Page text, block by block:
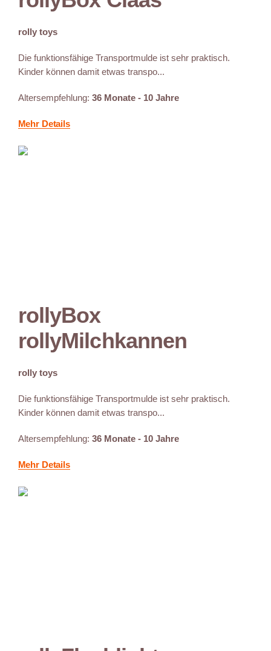
rolly toys
Die funktionsfähige Transportmulde ist sehr praktisch.
Kinder können damit etwas transpo...
Altersempfehlung: 36 Monate - 10 Jahre
Mehr Details
rollyBox
rollyMilchkannen
rolly toys
Die funktionsfähige Transportmulde ist sehr praktisch.
Kinder können damit etwas transpo...
Altersempfehlung: 36 Monate - 10 Jahre
Mehr Details